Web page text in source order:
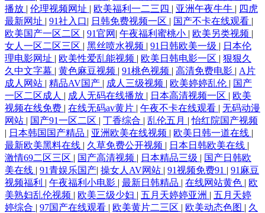
播放 | 伦理视频网址 | 欧美福利一二三四 | 亚洲午夜牛牛 | 四虎
最新网址 | 91社入口| 日韩免费视频一区 | 国产不卡在线观看 |
欧美国产一区二区 | 91官网 | 午夜福利蜜桃小 | 欧美另类视频 |
女人一区二区三区 | 黑丝喷水视频 | 91日韩欧美一级 | 日本伦
理电影网址 | 欧美性爱乱能视频 | 欧美日韩电影一区 | 狠狠久
久中文字幕 | 黄色麻豆视频 | 91桃色视频 | 高清免费电影 | A片
成人网站 | 精品AV国产 | 成人三级视频 | 欧美婷婷乱伦 | 国产
一区二区成人 | 成人无码在线播放 | 日本高清视频一区 | 欧美
视频在线免费 | 在线无码av黄片 | 午夜不卡在线观看 | 无码动漫
网站 | 国产91一区二区 | 丁香综合 | 乱伦五月 |怡红院国产视频
| 日本韩国国产精品 | 亚洲欧美在线视频 | 欧美日韩一道在线 |
最新欧美黑料在线 | 久草免费公开视频 | 日本日韩欧美在线 |
激情69二区三区 | 国产高清视频 | 日本精品三级 | 国产日韩欧
美在线 | 91青娱乐国产| 操女人AV网站 | 91视频免费91 | 91麻豆
视频福利 | 午夜福利小电影 | 最新日韩精品 | 在线网站黄色 | 欧
美熟妇乱伦视频 | 欧美三级少妇 | 五月天婷婷亚洲 | 五月天婷
婷综合 | 97国产在线观看 | 欧美黄片二三区 | 欧美动态色图 | 久